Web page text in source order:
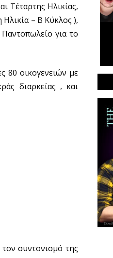
Τέταρτης Ηλικίας,
– Β Κύκλος ),
για το
80 οικογενειών με
διαρκείας , και
συντονισμό της